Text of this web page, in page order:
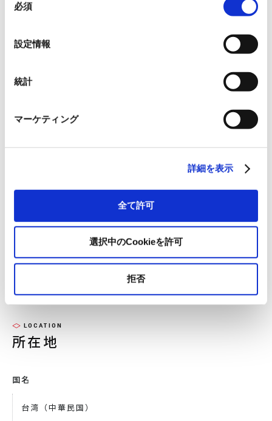
必須
設定情報
統計
マーケティング
詳細を表示
全て許可
選択中のCookieを許可
拒否
資本金
30百万NT$／出資比率：100％
事業領域
台湾、東アジア
半導体・電子デバイス品等の輸入・輸出販売
各種半導体・電子部品、表示機器、その他電気関連製品
LOCATION
所在地
国名
台湾（中華民国）